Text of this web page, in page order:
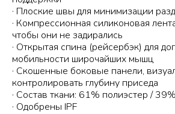
· Плоские швы для минимизации
· Компрессионная силиконовая
чтобы они не задирались
· Открытая спина (рейсербэк) для
мобильности широчайших мышц
· Скошенные боковые панели,
контролировать глубину приседа
· Состав ткани: 61% полиэстер /
· Одобрены IPF